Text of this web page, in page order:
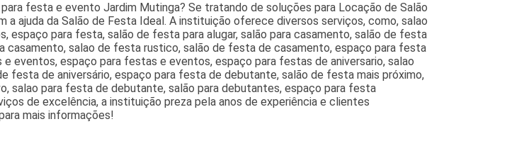
festa e evento Jardim Mutinga? Se tratando de soluções para Locação de Salão
a ajuda da Salão de Festa Ideal. A instituição oferece diversos serviços, como, salao
espaço para festa, salão de festa para alugar, salão para casamento, salão de festa
casamento, salao de festa rustico, salão de festa de casamento, espaço para festa
eventos, espaço para festas e eventos, espaço para festas de aniversario, salao
festa de aniversário, espaço para festa de debutante, salão de festa mais próximo,
salao para festa de debutante, salão para debutantes, espaço para festa
de excelência, a instituição preza pela anos de experiência e clientes
mais informações!